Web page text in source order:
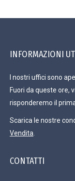
INFORMAZIONI
I nostri uffici sono
Fuori da queste ore,
risponderemo il
Scarica le nostre
Vendita
CONTATTI